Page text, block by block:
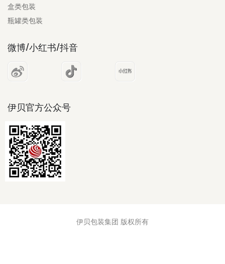
盒类包装
瓶罐类包装
微博/小红书/抖音
伊贝官方公众号
伊贝包装集团 版权所有